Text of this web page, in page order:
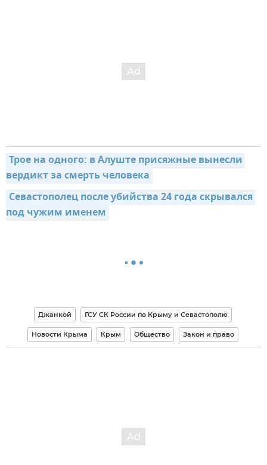
Трое на одного: в Алуште присяжные вынесли
вердикт за смерть человека
Севастополец после убийства 24 года скрывался
под чужим именем
Джанкой ГСУ СК России по Крыму и Севастополю
Новости Крыма Крым Общество Закон и право